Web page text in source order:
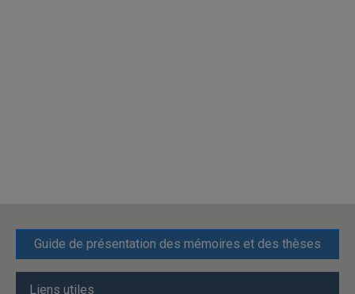
Guide de présentation des mémoires et des thèses
Liens utiles